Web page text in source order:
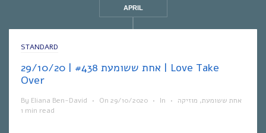
APRIL
STANDARD
אחת ששומעת #438 | 29/10/20 | Love Take
Over
By Eliana Ben-David • On 29/10/2020 • In אחת ששומעת, מוזיקה
•
1 min read